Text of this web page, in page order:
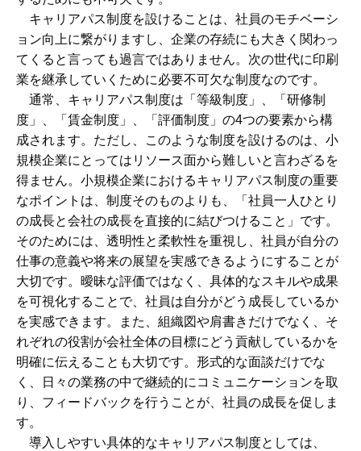
キャリアパス制度を設けることは、社員のモチベーシ
ョン向上に繋がりますし、企業の存続にも大きく関わっ
てくると言っても過言ではありません。次の世代に印刷
業を継承していくために必要不可欠な制度なのです。
通常、キャリアパス制度は「等級制度」、「研修制
度」、「賃金制度」、「評価制度」の4つの要素から構
成されます。ただし、このような制度を設けるのは、小
規模企業にとってはリソース面から難しいと言わざるを
得ません。小規模企業におけるキャリアパス制度の重要
なポイントは、制度そのものよりも、「社員一人ひとり
の成長と会社の成長を直接的に結びつけること」です。
そのためには、透明性と柔軟性を重視し、社員が自分の
仕事の意義や将来の展望を実感できるようにすることが
大切です。曖昧な評価ではなく、具体的なスキルや成果
を可視化することで、社員は自分がどう成長しているか
を実感できます。また、組織図や肩書きだけでなく、そ
れぞれの役割が会社全体の目標にどう貢献しているかを
明確に伝えることも大切です。形式的な面談だけでな
く、日々の業務の中で継続的にコミュニケーションを取
り、フィードバックを行うことが、社員の成長を促しま
す。
導入しやすい具体的なキャリアパス制度としては、